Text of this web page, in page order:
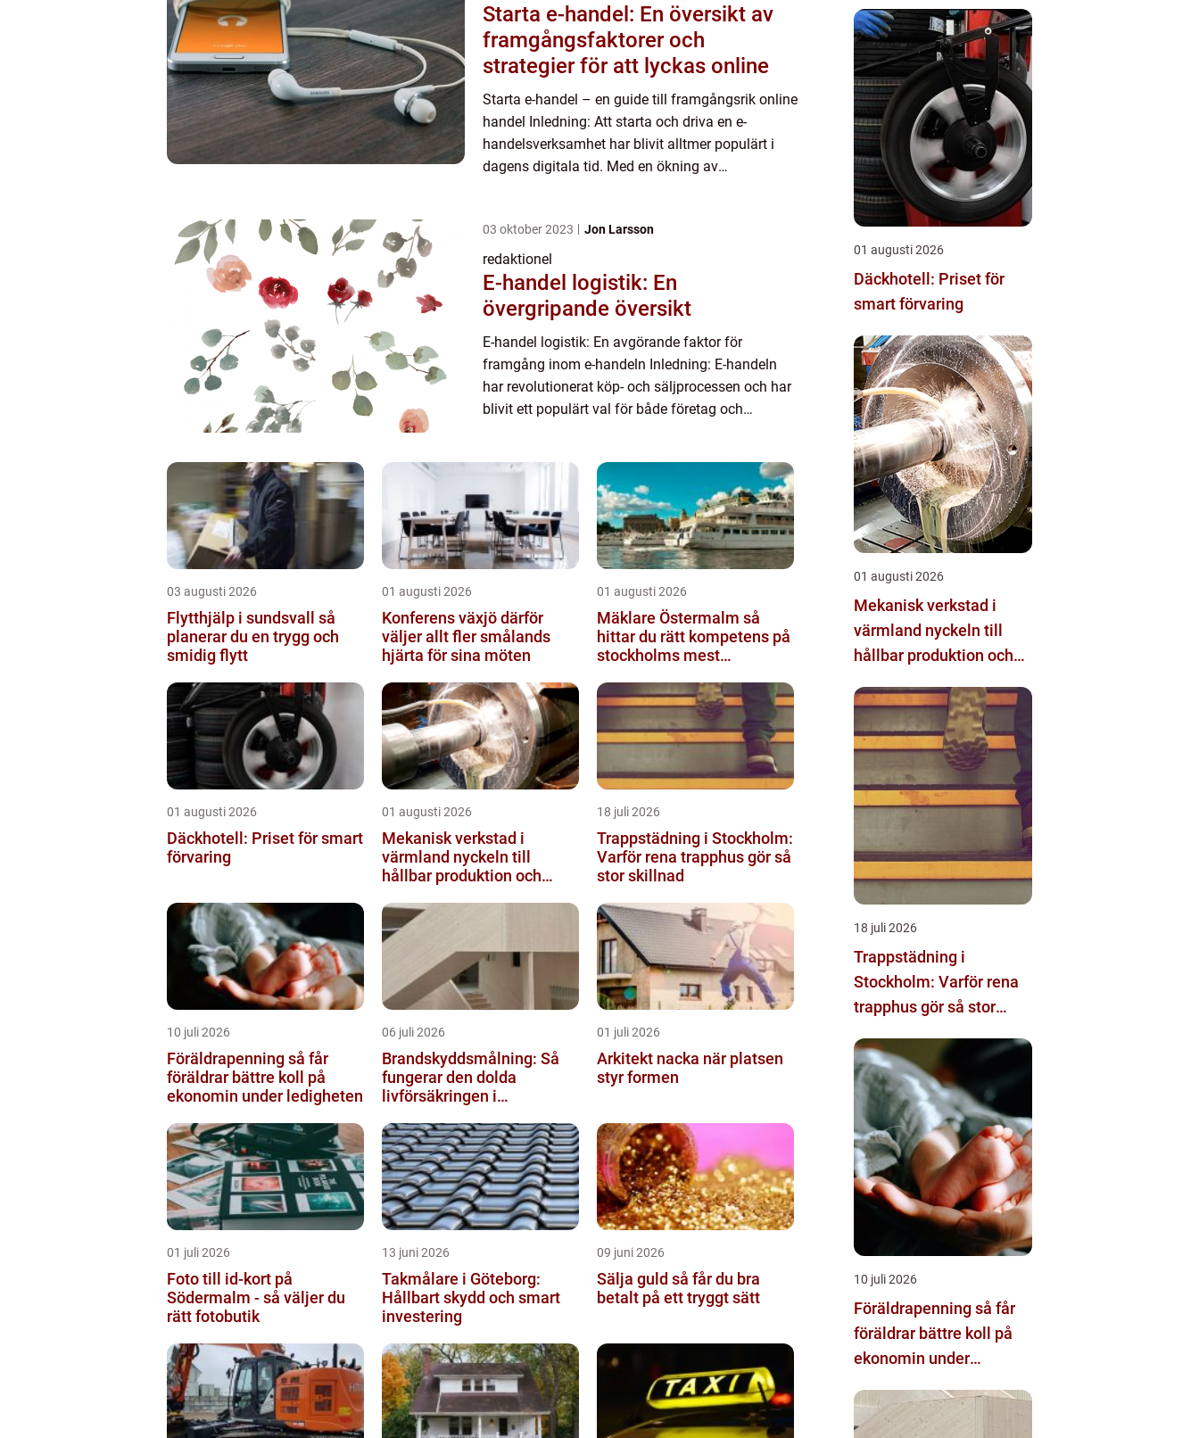
Starta e-handel: En översikt av
framgångsfaktorer och
strategier för att lyckas online
Starta e-handel – en guide till framgångsrik online
handel Inledning: Att starta och driva en e-
handelsverksamhet har blivit alltmer populärt i
dagens digitala tid. Med en ökning av
03 oktober 2023 Jon Larsson
redaktionel
E-handel logistik: En
övergripande översikt
E-handel logistik: En avgörande faktor för
framgång inom e-handeln Inledning: E-handeln
har revolutionerat köp- och säljprocessen och har
blivit ett populärt val för både företag och
03 augusti 2026
Flytthjälp i sundsvall så
planerar du en trygg och
smidig flytt
01 augusti 2026
Konferens växjö därför
väljer allt fler smålands
hjärta för sina möten
01 augusti 2026
Mäklare Östermalm så
hittar du rätt kompetens på
stockholms mest
01 augusti 2026
Däckhotell: Priset för smart
förvaring
01 augusti 2026
Mekanisk verkstad i
värmland nyckeln till
hållbar produktion och
18 juli 2026
Trappstädning i Stockholm:
Varför rena trapphus gör så
stor skillnad
10 juli 2026
Föräldrapenning så får
föräldrar bättre koll på
ekonomin under ledigheten
06 juli 2026
Brandskyddsmålning: Så
fungerar den dolda
livförsäkringen i
01 juli 2026
Arkitekt nacka när platsen
styr formen
01 juli 2026
Foto till id-kort på
Södermalm - så väljer du
rätt fotobutik
13 juni 2026
Takmålare i Göteborg:
Hållbart skydd och smart
investering
09 juni 2026
Sälja guld så får du bra
betalt på ett tryggt sätt
01 augusti 2026
Däckhotell: Priset för
smart förvaring
01 augusti 2026
Mekanisk verkstad i
värmland nyckeln till
hållbar produktion och
18 juli 2026
Trappstädning i
Stockholm: Varför rena
trapphus gör så stor
10 juli 2026
Föräldrapenning så får
föräldrar bättre koll på
ekonomin under